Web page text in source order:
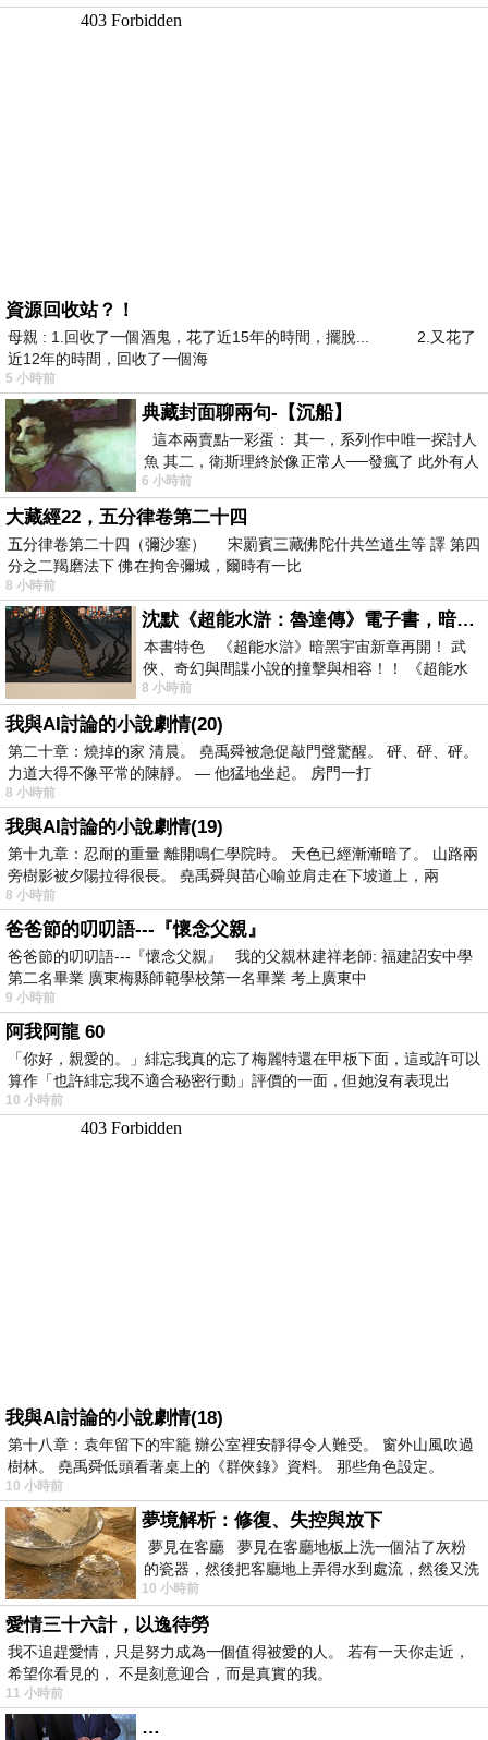
資源回收站？！
母親 : 1.回收了一個酒鬼，花了近15年的時間，擺脫... 2.又花了
近12年的時間，回收了一個海
5 小時前
典藏封面聊兩句-【沉船】
這本兩賣點一彩蛋： 其一，系列作中唯一探討人
魚 其二，衛斯理終於像正常人──發瘋了 此外有人
在南極打死北極熊（@《地心
6 小時前
大藏經22，五分律卷第二十四
五分律卷第二十四（彌沙塞） 宋罽賓三藏佛陀什共竺道生等 譯 第四
分之二羯磨法下 佛在拘舍彌城，爾時有一比
8 小時前
沈默《超能水滸：魯達傳》電子書，暗黑宇宙新章，一一五年八月璀璨上架！
本書特色 《超能水滸》暗黑宇宙新章再開！ 武
俠、奇幻與間諜小說的撞擊與相容！！ 《超能水
滸》系列第四部變幻登場
8 小時前
我與AI討論的小說劇情(20)
第二十章：燒掉的家 清晨。 堯禹舜被急促敲門聲驚醒。 砰、砰、砰。
力道大得不像平常的陳靜。 — 他猛地坐起。 房門一打
8 小時前
我與AI討論的小說劇情(19)
第十九章：忍耐的重量 離開鳴仁學院時。 天色已經漸漸暗了。 山路兩
旁樹影被夕陽拉得很長。 堯禹舜與苗心喻並肩走在下坡道上，兩
8 小時前
爸爸節的叨叨語---『懷念父親』
爸爸節的叨叨語---『懷念父親』 我的父親林建祥老師: 福建詔安中學
第二名畢業 廣東梅縣師範學校第一名畢業 考上廣東中
9 小時前
阿我阿龍 60
「你好，親愛的。」緋忘我真的忘了梅麗特還在甲板下面，這或許可以
算作「也許緋忘我不適合秘密行動」評價的一面，但她沒有表現出
10 小時前
我與AI討論的小說劇情(18)
第十八章：袁年留下的牢籠 辦公室裡安靜得令人難受。 窗外山風吹過
樹林。 堯禹舜低頭看著桌上的《群俠錄》資料。 那些角色設定。
10 小時前
夢境解析：修復、失控與放下
夢見在客廳 夢見在客廳地板上洗一個沾了灰粉
的瓷器，然後把客廳地上弄得水到處流，然後又洗
一頂棒球潮帽，後來發現帽
10 小時前
愛情三十六計，以逸待勞
我不追趕愛情，只是努力成為一個值得被愛的人。 若有一天你走近，
希望你看見的， 不是刻意迎合，而是真實的我。
11 小時前
…